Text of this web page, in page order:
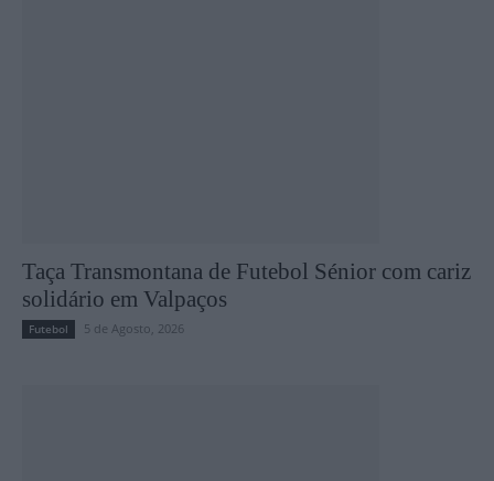
Taça Transmontana de Futebol Sénior com cariz
solidário em Valpaços
Futebol 5 de Agosto, 2026